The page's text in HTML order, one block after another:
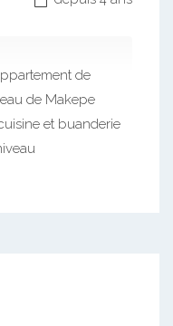
de
de Makepe
et buanderie